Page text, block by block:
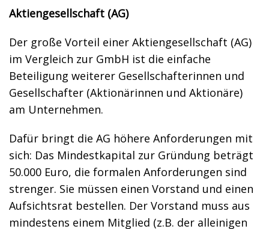
Aktiengesellschaft (AG)
Der große Vorteil einer Aktiengesellschaft (AG)
im Vergleich zur GmbH ist die einfache
Beteiligung weiterer Gesellschafterinnen und
Gesellschafter (Aktionärinnen und Aktionäre)
am Unternehmen.
Dafür bringt die AG höhere Anforderungen mit
sich: Das Mindestkapital zur Gründung beträgt
50.000 Euro, die formalen Anforderungen sind
strenger. Sie müssen einen Vorstand und einen
Aufsichtsrat bestellen. Der Vorstand muss aus
mindestens einem Mitglied (z.B. der alleinigen